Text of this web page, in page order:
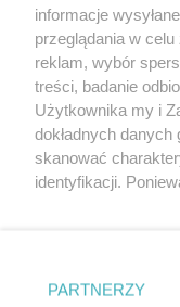
Zapamiętać?
Zaloguj
Zapomniałem hasła
Copyright ©
informacje
przeglądania w
reklam, wybór
treści, badanie
Użytkownika my i
dokładnych
skanować
identyfikacji.
prywatności
. Niektóre
PARTNERZY